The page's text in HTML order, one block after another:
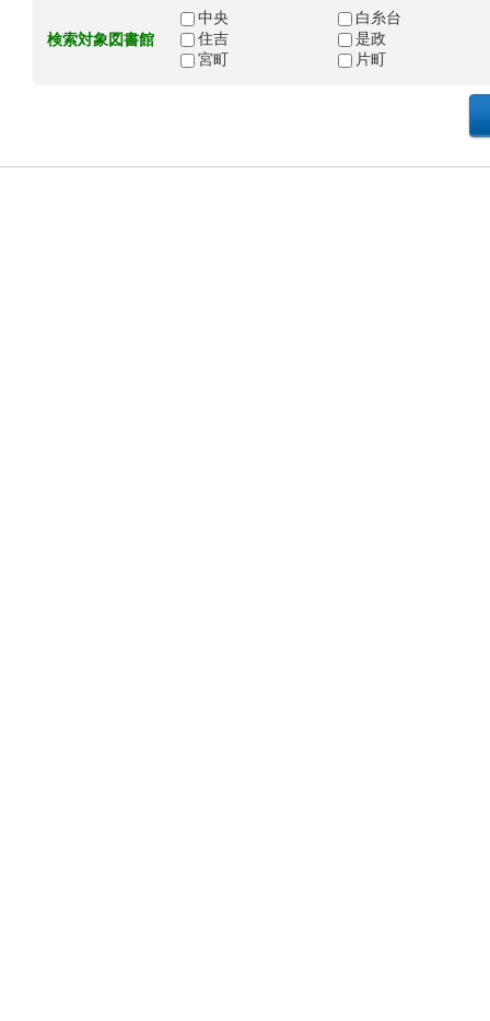
検索対象図書館
中央
白糸台
住吉
是政
宮町
片町